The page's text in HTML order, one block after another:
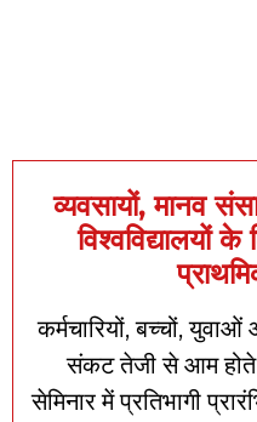
व्यवसायों, मानव
विश्वविद्यालयों
कर्मचारियों, बच्चों,
संकट तेजी से आम होते
सेमिनार में प्रतिभागी